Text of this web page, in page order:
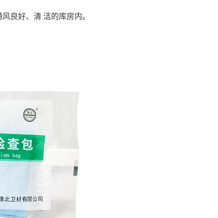
风良好、清 洁的库房内。